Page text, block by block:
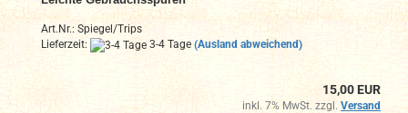
Art.Nr.: Spiegel/Trips
Lieferzeit:
3-4 Tage (Ausland abweichend)
15,00 EUR
inkl. 7% MwSt. zzgl. Versand